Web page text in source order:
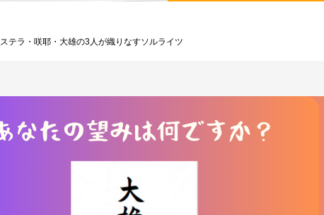
ステラ・咲耶・大雄の3人が織りなすソルライツ